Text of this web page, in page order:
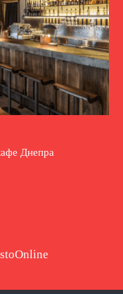
Днепра